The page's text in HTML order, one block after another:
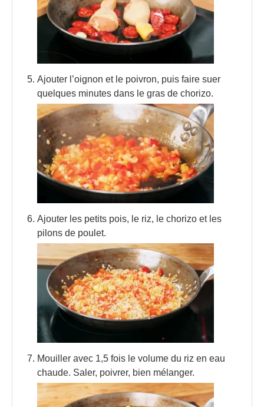
Ajouter l’oignon et le poivron, puis faire suer
quelques minutes dans le gras de chorizo.
Ajouter les petits pois, le riz, le chorizo et les
pilons de poulet.
Mouiller avec 1,5 fois le volume du riz en eau
chaude. Saler, poivrer, bien mélanger.